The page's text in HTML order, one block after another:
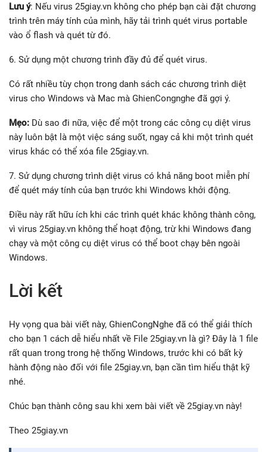
Lưu ý: Nếu virus 25giay.vn không cho phép bạn cài đặt chương
trình trên máy tính của mình, hãy tải trình quét virus portable
vào ổ flash và quét từ đó.
6. Sử dụng một chương trình đầy đủ để quét virus.
Có rất nhiều tùy chọn trong danh sách các chương trình diệt
virus cho Windows và Mac mà GhienCongnghe đã gợi ý.
Mẹo: Dù sao đi nữa, việc để một trong các công cụ diệt virus
này luôn bật là một việc sáng suốt, ngay cả khi một trình quét
virus khác có thể xóa file 25giay.vn.
7. Sử dụng chương trình diệt virus có khả năng boot miễn phí
để quét máy tính của bạn trước khi Windows khởi động.
Điều này rất hữu ích khi các trình quét khác không thành công,
vì virus 25giay.vn không thể hoạt động, trừ khi Windows đang
chạy và một công cụ diệt virus có thể boot chạy bên ngoài
Windows.
Lời kết
Hy vọng qua bài viết này, GhienCongNghe đã có thể giải thích
cho bạn 1 cách dễ hiểu nhất về File 25giay.vn là gì? Đây là 1 file
rất quan trong trong hệ thống Windows, trước khi có bất kỳ
hành động nào đối với file 25giay.vn, bạn cần tìm hiểu thật kỹ
nhé.
Chúc bạn thành công sau khi xem bài viết về 25giay.vn này!
Theo 25giay.vn